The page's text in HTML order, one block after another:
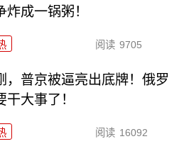
炸成一锅粥！
阅读 9705
，普京被逼亮出底牌！俄罗
干大事了！
阅读 16092